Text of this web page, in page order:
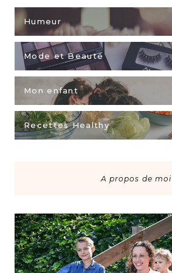
Humeur
Mode et Beauté
Mon enfant
Recettes Healthy
A propos de moi